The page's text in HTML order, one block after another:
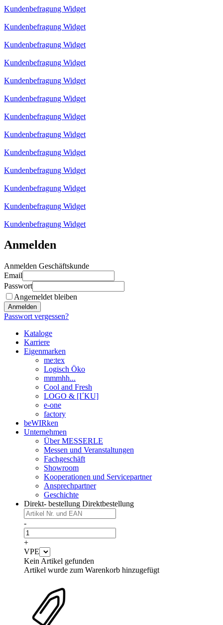
Kundenbefragung Widget
Kundenbefragung Widget
Kundenbefragung Widget
Kundenbefragung Widget
Kundenbefragung Widget
Kundenbefragung Widget
Kundenbefragung Widget
Kundenbefragung Widget
Kundenbefragung Widget
Kundenbefragung Widget
Kundenbefragung Widget
Kundenbefragung Widget
Kundenbefragung Widget
Anmelden
Anmelden Geschäftskunde
Email
Passwort
Angemeldet bleiben
Anmelden
Passwort vergessen?
Kataloge
Karriere
Eigenmarken
me:tex
Logisch Öko
mmmhh...
Cool and Fresh
LOGO & [I´KU]
e-one
factory
beWIRken
Unternehmen
Über MESSERLE
Messen und Veranstaltungen
Fachgeschäft
Showroom
Kooperationen und Servicepartner
Ansprechpartner
Geschichte
Direkt- bestellung Direktbestellung
-
+
VPE
Kein Artikel gefunden
Artikel wurde zum Warenkorb hinzugefügt